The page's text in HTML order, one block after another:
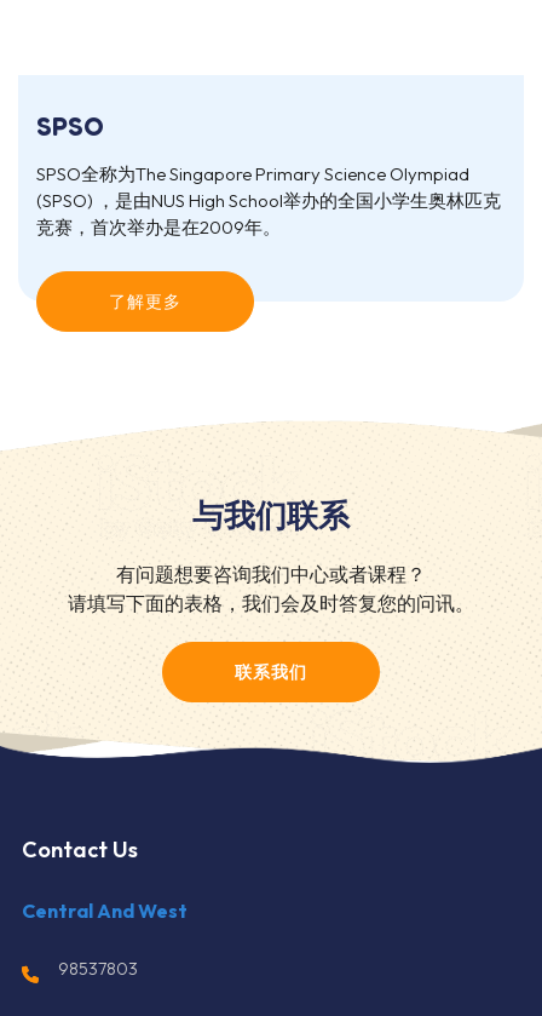
SPSO
SPSO全称为The Singapore Primary Science Olympiad
(SPSO) ，是由NUS High School举办的全国小学生奥林匹克
竞赛，首次举办是在2009年。
了解更多
与我们联系
有问题想要咨询我们中心或者课程？
请填写下面的表格，我们会及时答复您的问讯。
联系我们
Contact Us
Central And West
98537803